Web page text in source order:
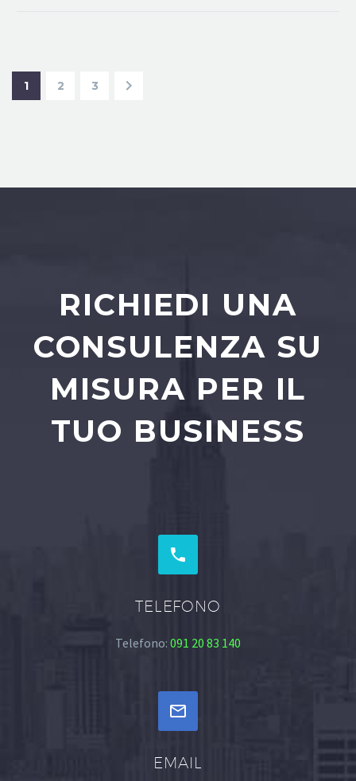
1 2 3
RICHIEDI UNA
CONSULENZA SU
MISURA PER IL
TUO BUSINESS


TELEFONO
Telefono: 091 20 83 140


EMAIL